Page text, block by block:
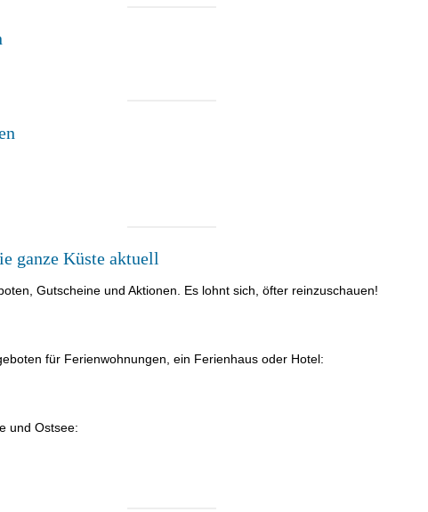
ganze Küste aktuell
Gutscheine und Aktionen. Es lohnt sich, öfter reinzuschauen!
für Ferienwohnungen, ein Ferienhaus oder Hotel:
und Ostsee: